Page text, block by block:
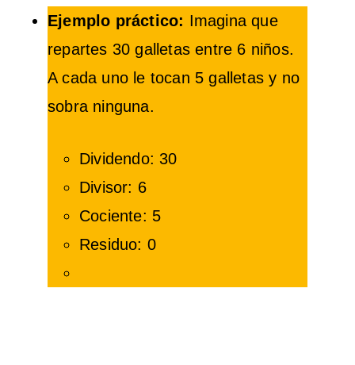
Ejemplo práctico: Imagina que
repartes 30 galletas entre 6 niños.
A cada uno le tocan 5 galletas y no
sobra ninguna.
Dividendo: 30
Divisor: 6
Cociente: 5
Residuo: 0